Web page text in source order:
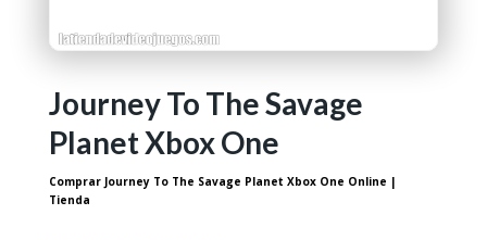
Journey To The Savage
Planet Xbox One
Comprar Journey To The Savage Planet Xbox One Online |
Tienda